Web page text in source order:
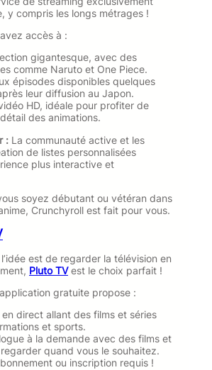
y compris les longs métrages !
accès à :
gigantesque, avec des
comme Naruto et One Piece.
épisodes disponibles quelques
leur diffusion au Japon.
HD, idéale pour profiter de
des animations.
: La communauté active et les
de listes personnalisées
plus interactive et
soyez débutant ou vétéran dans
Crunchyroll est fait pour vous.
est de regarder la télévision en
Pluto TVest le choix parfait !
gratuite propose :
en direct allant des films et séries
et sports.
à la demande avec des films et
quand vous le souhaitez.
ou inscription requis !